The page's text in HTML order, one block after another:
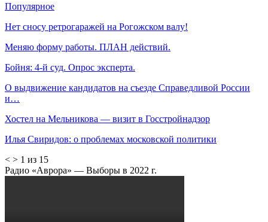
Популярное
Нет сносу ретрогаражей на Рогожском валу!
Меняю форму работы. ПЛАН действий.
Бойня: 4-й суд. Опрос эксперта.
О выдвижение кандидатов на съезде Справедливой России
и…
Хостел на Мельникова — визит в Госстройнадзор
Илья Свиридов: о проблемах московской политики
< > 1 из 15
Радио «Аврора» — Выборы в 2022 г.